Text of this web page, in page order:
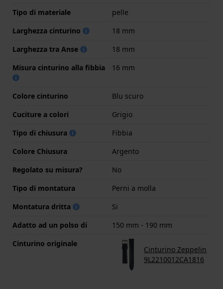
Tipo di materiale
pelle
Larghezza cinturino
18 mm
Larghezza tra Anse
18 mm
Misura cinturino alla fibbia
16 mm
Colore cinturino
Blu scuro
Cuciture a colori
Grigio
Tipo di chiusura
Fibbia
Colore Chiusura
Argento
Regolato su misura?
No
Tipo di montatura
Perni a molla
Montatura dritta
Si
Adatto ad un polso di
150 mm - 190 mm
Cinturino originale
Cinturino Zeppelin
9L2210012CA1816